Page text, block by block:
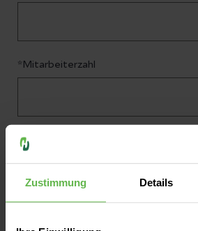
Zustimmung Details
*Mitarbeiterzahl
Um welchen Standort geht es?